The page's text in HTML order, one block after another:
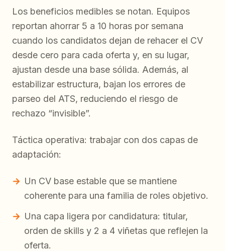
Los beneficios medibles se notan. Equipos
reportan ahorrar 5 a 10 horas por semana
cuando los candidatos dejan de rehacer el CV
desde cero para cada oferta y, en su lugar,
ajustan desde una base sólida. Además, al
estabilizar estructura, bajan los errores de
parseo del ATS, reduciendo el riesgo de
rechazo “invisible”.
Táctica operativa: trabajar con dos capas de
adaptación:
Un CV base estable que se mantiene
coherente para una familia de roles objetivo.
Una capa ligera por candidatura: titular,
orden de skills y 2 a 4 viñetas que reflejen la
oferta.